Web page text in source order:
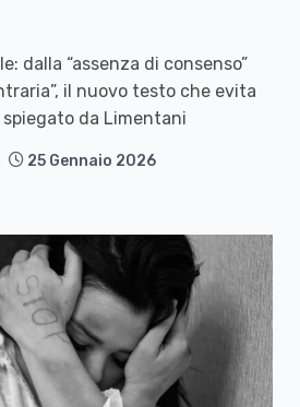
dalla “assenza di consenso”
il nuovo testo che evita
da Limentani
25 Gennaio 2026